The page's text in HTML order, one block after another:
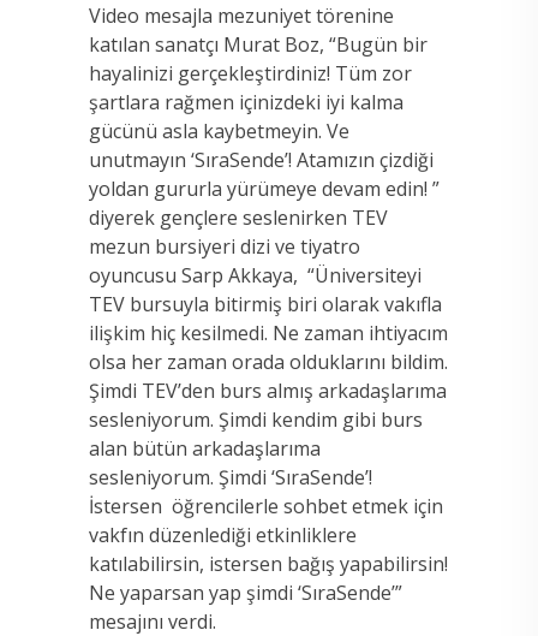
Video mesajla mezuniyet törenine
katılan sanatçı Murat Boz, “Bugün bir
hayalinizi gerçekleştirdiniz! Tüm zor
şartlara rağmen içinizdeki iyi kalma
gücünü asla kaybetmeyin. Ve
unutmayın ‘SıraSende’! Atamızın çizdiği
yoldan gururla yürümeye devam edin! ”
diyerek gençlere seslenirken TEV
mezun bursiyeri dizi ve tiyatro
oyuncusu Sarp Akkaya, “Üniversiteyi
TEV bursuyla bitirmiş biri olarak vakıfla
ilişkim hiç kesilmedi. Ne zaman ihtiyacım
olsa her zaman orada olduklarını bildim.
Şimdi TEV’den burs almış arkadaşlarıma
sesleniyorum. Şimdi kendim gibi burs
alan bütün arkadaşlarıma
sesleniyorum. Şimdi ‘SıraSende’!
İstersen öğrencilerle sohbet etmek için
vakfın düzenlediği etkinliklere
katılabilirsin, istersen bağış yapabilirsin!
Ne yaparsan yap şimdi ‘SıraSende’”
mesajını verdi.